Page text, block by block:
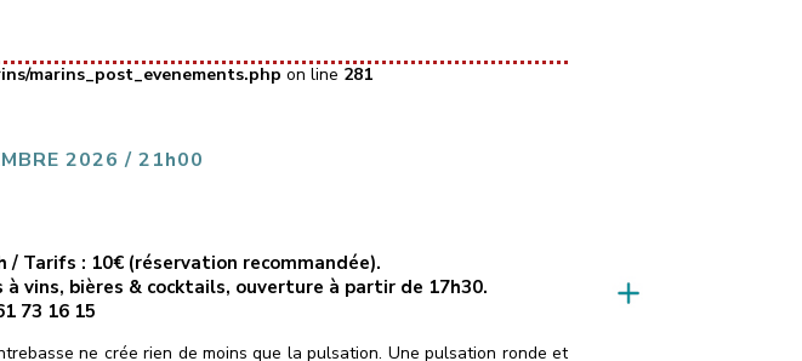
marins_post_evenements.php on line 281
2026 / 21h00
/ Tarifs : 10€ (réservation recommandée).
vins, bières & cocktails, ouverture à partir de 17h30.
73 16 15
ne crée rien de moins que la pulsation. Une pulsation ronde et